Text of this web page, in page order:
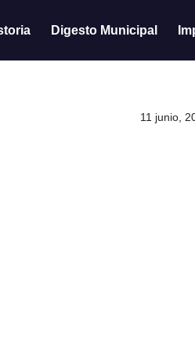
Digesto Municipal
11 junio,